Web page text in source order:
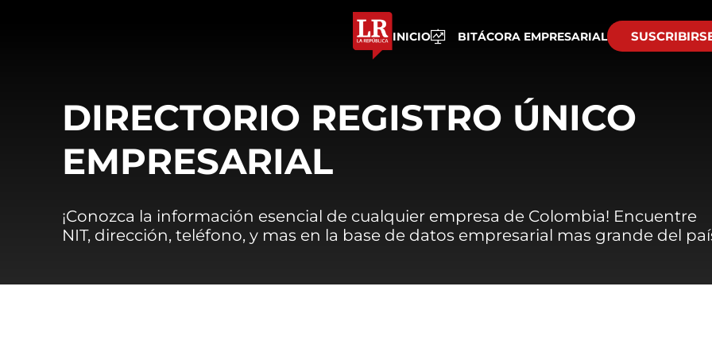
INICIO BITÁCORA EMPRESARIAL
DIRECTORIO REGISTRO ÚNICO
EMPRESARIAL
¡Conozca la información esencial de cualquier empresa de Colombia! Encuentre
NIT, dirección, teléfono, y mas en la base de datos empresarial mas grande del